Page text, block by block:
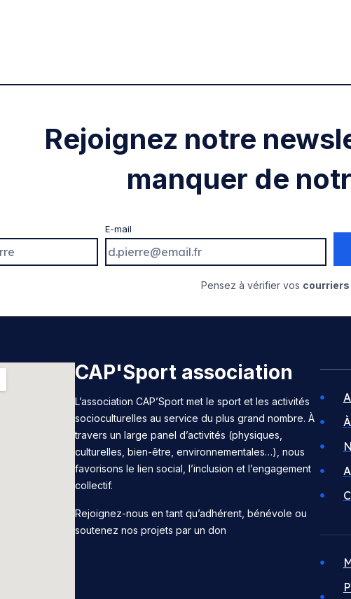
Rejoignez notre
manquer de
E-mail
Pensez à vérifier vos
CAP'Sport association
L’association CAP’Sport met le sport et les activités
socioculturelles au service du plus grand nombre. À
travers un large panel d’activités (physiques,
culturelles, bien-être, environnementales…), nous
favorisons le lien social, l’inclusion et l’engagement
collectif.
Rejoignez-nous en tant qu’adhérent, bénévole ou
soutenez nos projets par un don